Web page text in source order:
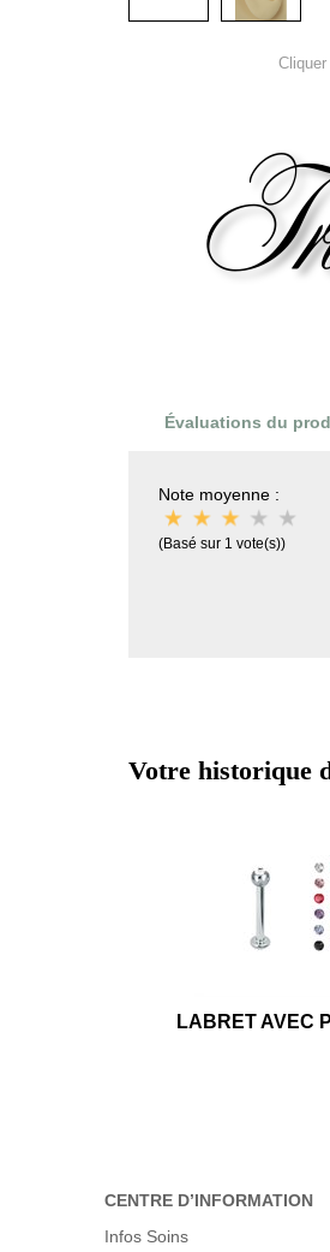
Évaluations du
Note moyenne :
(Basé sur 1 vote(s))
Votre historique
LABRET AVEC
CENTRE D’INFORMATION
Infos Soins